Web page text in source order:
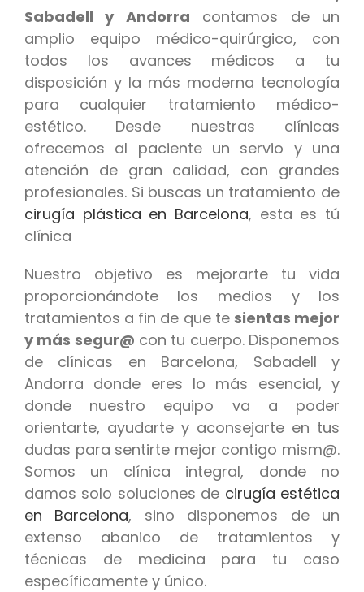
Sabadell y Andorra contamos de un
amplio equipo médico-quirúrgico, con
todos los avances médicos a tu
disposición y la más moderna tecnología
para cualquier tratamiento médico-
estético. Desde nuestras clínicas
ofrecemos al paciente un servio y una
atención de gran calidad, con grandes
profesionales. Si buscas un tratamiento de
cirugía plástica en Barcelona, esta es tú
clínica
Nuestro objetivo es mejorarte tu vida
proporcionándote los medios y los
tratamientos a fin de que te sientas mejor
y más segur@ con tu cuerpo. Disponemos
de clínicas en Barcelona, Sabadell y
Andorra donde eres lo más esencial, y
donde nuestro equipo va a poder
orientarte, ayudarte y aconsejarte en tus
dudas para sentirte mejor contigo mism@.
Somos un clínica integral, donde no
damos solo soluciones de cirugía estética
en Barcelona, sino disponemos de un
extenso abanico de tratamientos y
técnicas de medicina para tu caso
específicamente y único.